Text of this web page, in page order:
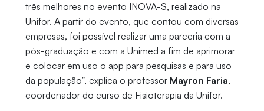
três melhores no evento INOVA-S, realizado na
Unifor. A partir do evento, que contou com diversas
empresas, foi possível realizar uma parceria com a
pós-graduação e com a Unimed a fim de aprimorar
e colocar em uso o app para pesquisas e para uso
da população”, explica o professor Mayron Faria,
coordenador do curso de Fisioterapia da Unifor.